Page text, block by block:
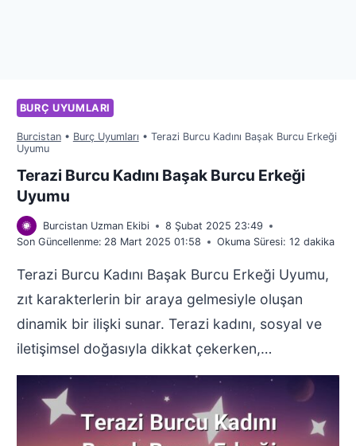
BURÇ UYUMLARI
Burcistan• Burç Uyumları • Terazi Burcu Kadını Başak Burcu Erkeği
Uyumu
Terazi Burcu Kadını Başak Burcu Erkeği
Uyumu
Burcistan Uzman Ekibi
8 Şubat 2025 23:49
Son Güncellenme: 28 Mart 2025 01:58 Okuma Süresi: 12 dakika
Terazi Burcu Kadını Başak Burcu Erkeği Uyumu,
zıt karakterlerin bir araya gelmesiyle oluşan
dinamik bir ilişki sunar. Terazi kadını, sosyal ve
iletişimsel doğasıyla dikkat çekerken,…